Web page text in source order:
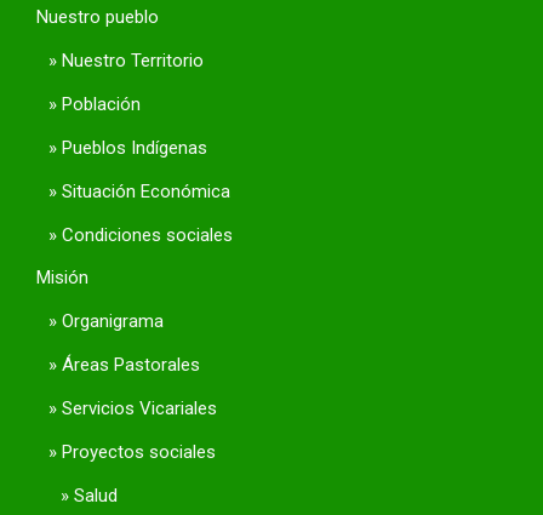
Nuestro pueblo
Nuestro Territorio
Población
Pueblos Indígenas
Situación Económica
Condiciones sociales
Misión
Organigrama
Áreas Pastorales
Servicios Vicariales
Proyectos sociales
Salud